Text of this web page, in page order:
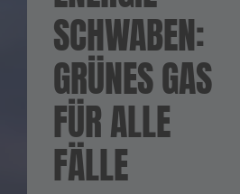
SCHWABEN:
GRÜNES GAS
FÜR ALLE
FÄLLE